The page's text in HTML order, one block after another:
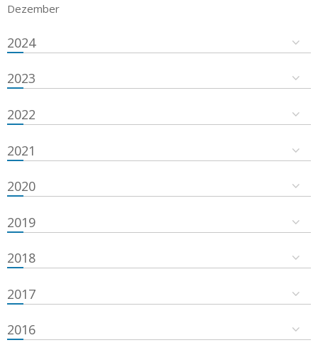
Dezember
2024
2023
2022
2021
2020
2019
2018
2017
2016